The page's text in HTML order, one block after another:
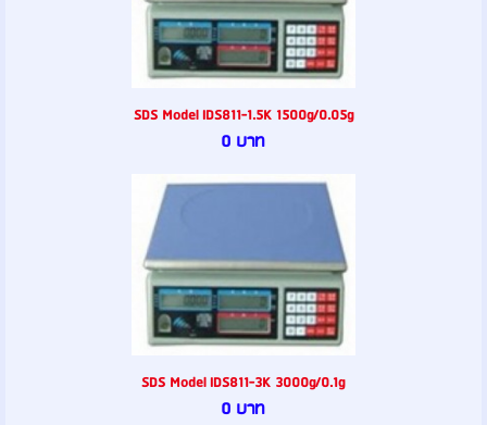
SDS Model IDS811-1.5K 1500g/0.05g
0 บาท
SDS Model IDS811-3K 3000g/0.1g
0 บาท